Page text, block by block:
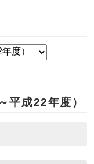
平成22年度）